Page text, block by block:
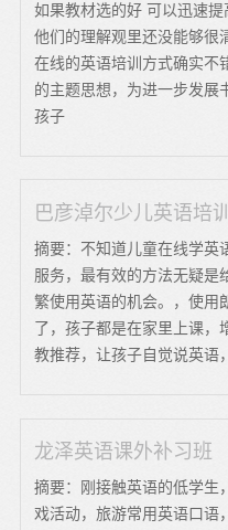
如果教材选的好 可以迅速
他们的理解观里还没能够很
在线的英语培训方式确实不
的主题思想，为进一步发展
孩子
巴彦淖尔少儿英语培
摘要：不知道儿童在线学英
服务，最有效的方法无疑是
繁使用英语的机会。，使用
了，孩子都是在家里上课，
教推荐，让孩子自觉说英语
龙泽英语课外补习班
摘要：刚接触英语的低学生
戏活动，旅游常用英语口语